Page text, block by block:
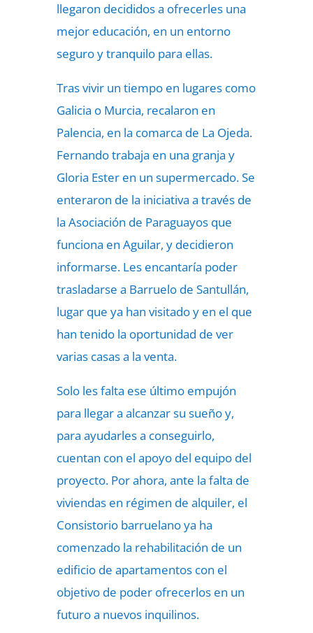
llegaron decididos a ofrecerles una
mejor educación, en un entorno
seguro y tranquilo para ellas.
Tras vivir un tiempo en lugares como
Galicia o Murcia, recalaron en
Palencia, en la comarca de La Ojeda.
Fernando trabaja en una granja y
Gloria Ester en un supermercado. Se
enteraron de la iniciativa a través de
la Asociación de Paraguayos que
funciona en Aguilar, y decidieron
informarse. Les encantaría poder
trasladarse a Barruelo de Santullán,
lugar que ya han visitado y en el que
han tenido la oportunidad de ver
varias casas a la venta.
Solo les falta ese último empujón
para llegar a alcanzar su sueño y,
para ayudarles a conseguirlo,
cuentan con el apoyo del equipo del
proyecto. Por ahora, ante la falta de
viviendas en régimen de alquiler, el
Consistorio barruelano ya ha
comenzado la rehabilitación de un
edificio de apartamentos con el
objetivo de poder ofrecerlos en un
futuro a nuevos inquilinos.